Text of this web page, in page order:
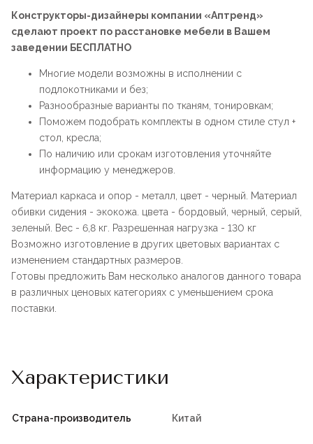
Конструкторы-дизайнеры компании «Аптренд»
сделают проект по расстановке мебели в Вашем
заведении БЕСПЛАТНО
Многие модели возможны в исполнении с
подлокотниками и без;
Разнообразные варианты по тканям, тонировкам;
Поможем подобрать комплекты в одном стиле стул +
стол, кресла;
По наличию или срокам изготовления уточняйте
информацию у менеджеров.
Материал каркаса и опор - металл, цвет - черный. Материал
обивки сидения - экокожа. цвета - бордовый, черный, серый,
зеленый. Вес - 6,8 кг. Разрешенная нагрузка - 130 кг
Возможно изготовление в других цветовых вариантах с
изменением стандартных размеров.
Готовы предложить Вам несколько аналогов данного товара
в различных ценовых категориях с уменьшением срока
поставки.
Характеристики
Страна-производитель Китай